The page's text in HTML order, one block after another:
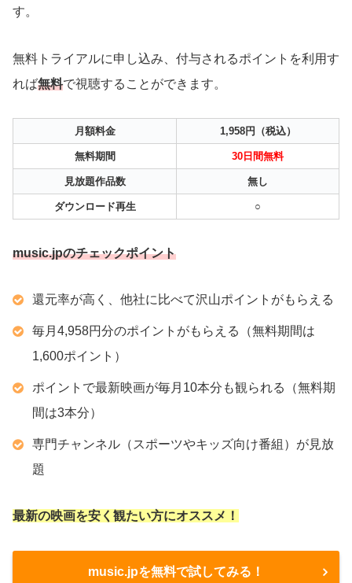
す。
無料トライアルに申し込み、付与されるポイントを利用す
れば無料で視聴することができます。
月額料金 1,958円（税込）
無料期間 30日間無料
見放題作品数 無し
ダウンロード再生 ○
music.jpのチェックポイント
還元率が高く、他社に比べて沢山ポイントがもらえる
毎月4,958円分のポイントがもらえる（無料期間は
1,600ポイント）
ポイントで最新映画が毎月10本分も観られる（無料期
間は3本分）
専門チャンネル（スポーツやキッズ向け番組）が見放
題
最新の映画を安く観たい方にオススメ！
music.jpを無料で試してみる！